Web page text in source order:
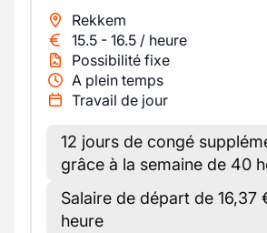
Rekkem
15.5 - 16.5 / heure
Possibilité fixe
A plein temps
Travail de jour
12 jours de congé
grâce à la semaine de 40
Salaire de départ de 16,37
heure